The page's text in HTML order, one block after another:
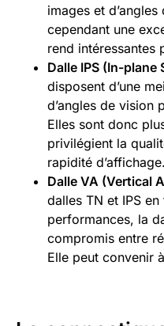
images et
cependant une
rend intéressantes
Dalle IPS (In-plane
disposent d’une
d’angles de vision
Elles sont donc
privilégient la
rapidité d’affichage.
Dalle VA (Vertical
dalles TN et IPS
performances, la
compromis entre
Elle peut convenir